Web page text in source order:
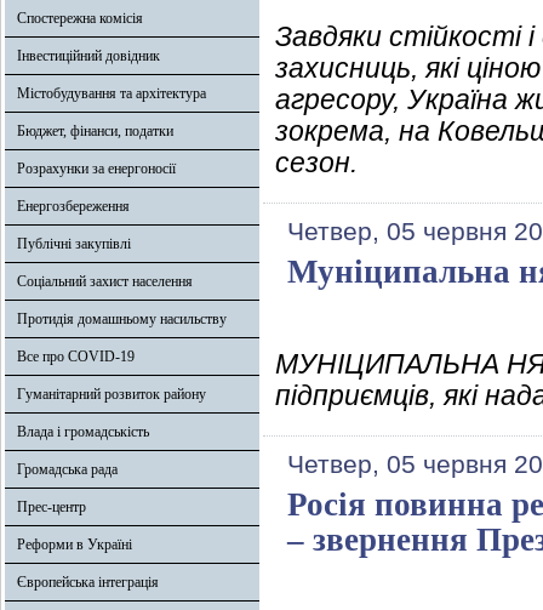
Спостережна комісія
Інвестиційний довідник
Містобудування та архітектура
Бюджет, фінанси, податки
Розрахунки за енергоносії
Енергозбереження
Публічні закупівлі
Соціальний захист населення
Протидія домашньому насильству
Все про COVID-19
Гуманітарний розвиток району
Влада і громадськість
Громадська рада
Прес-центр
Реформи в Україні
Європейська інтеграція
Завдяки стійкості і
захисниць, які
агресору, Україна
зокрема, на
сезон.
Четвер, 05 червня
Муніципальна
МУНІЦИПАЛЬНА
підприємців, які
Четвер, 05 червня
Росія повинна
– звернення